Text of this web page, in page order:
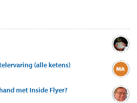
(alle ketens)
met Inside Flyer?